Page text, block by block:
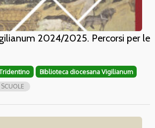
2024/2025. Percorsi per le
Biblioteca diocesana Vigilianum
SCUOLE